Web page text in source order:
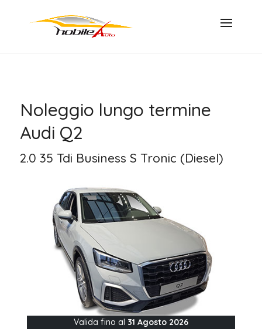
Noleggio lungo termine
Audi Q2
2.0 35 Tdi Business S Tronic (Diesel)
Valida fino al 31 Agosto 2026